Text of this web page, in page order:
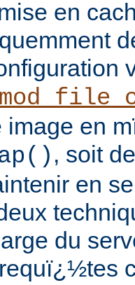
en
image en
, soit
en
du